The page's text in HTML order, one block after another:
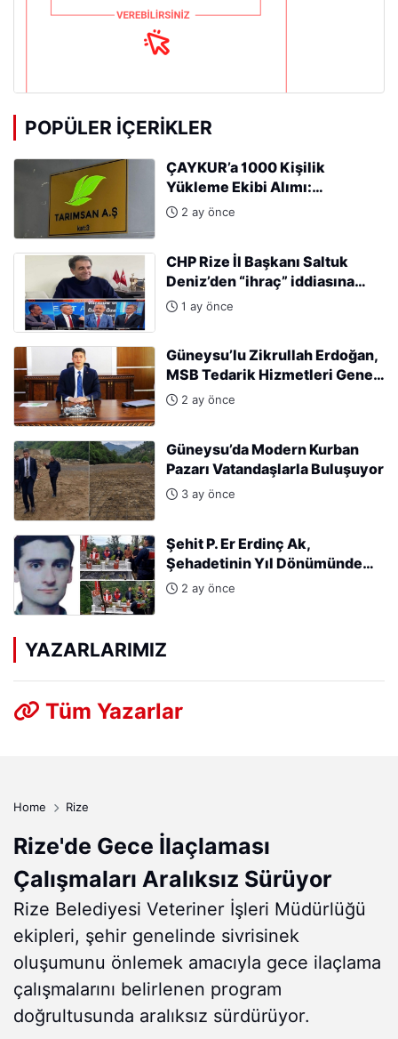
POPÜLER İÇERIKLER
ÇAYKUR’a 1000 Kişilik
Yükleme Ekibi Alımı:
Başvurular Başladı
2 ay önce
CHP Rize İl Başkanı Saltuk
Deniz’den “ihraç” iddiasına
sert tepki: “Kararları Sinan
1 ay önce
Güneysu’lu Zikrullah Erdoğan,
MSB Tedarik Hizmetleri Genel
Müdürlüğü’ne atandı.
2 ay önce
Güneysu’da Modern Kurban
Pazarı Vatandaşlarla Buluşuyor
3 ay önce
Şehit P. Er Erdinç Ak,
Şehadetinin Yıl Dönümünde
Kabri Başında Anıldı
2 ay önce
YAZARLARIMIZ
Tüm Yazarlar
Home Rize
Rize'de Gece İlaçlaması
Çalışmaları Aralıksız Sürüyor
Rize Belediyesi Veteriner İşleri Müdürlüğü
ekipleri, şehir genelinde sivrisinek
oluşumunu önlemek amacıyla gece ilaçlama
çalışmalarını belirlenen program
doğrultusunda aralıksız sürdürüyor.